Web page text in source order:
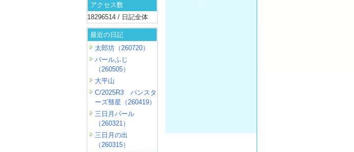
アクセス数
18296514 / 日記全体
最近の日記
太郎坊（260720）
パールふじ
（260505）
大平山
C/2025R3 パンスタ
ーズ彗星（260419）
三日月パール
（260321）
三日月の出
（260315）